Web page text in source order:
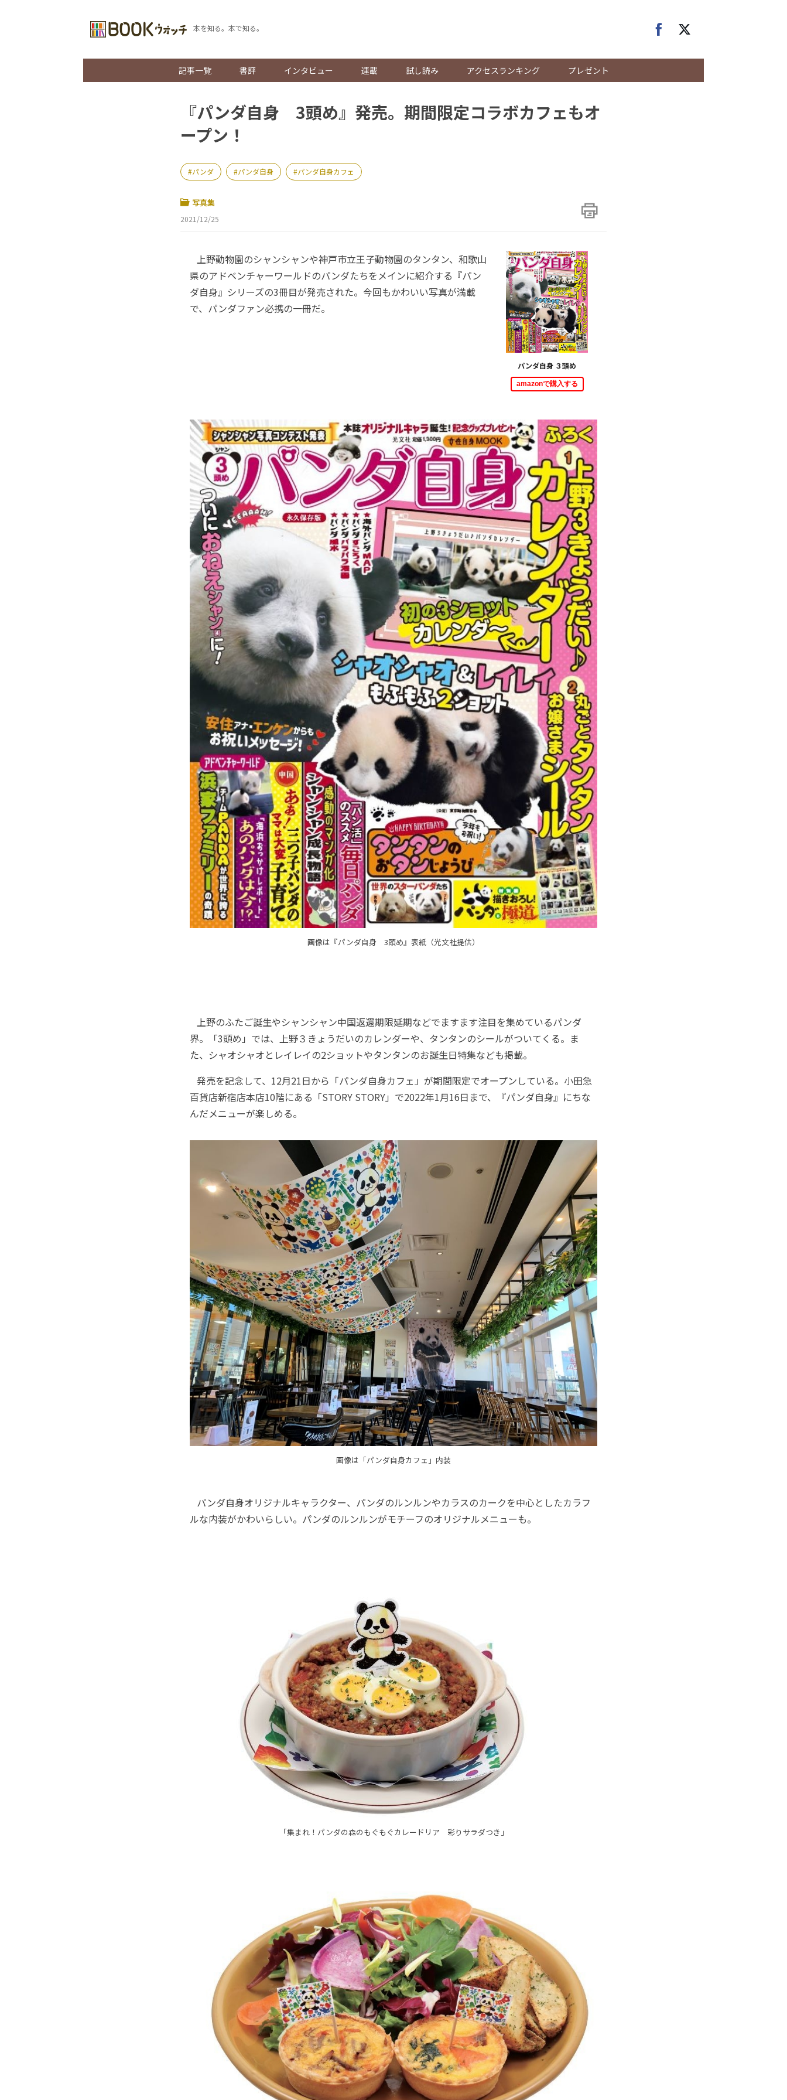
本を知る。本で知る。
記事一覧 書評 インタビュー 連載 試し読み アクセスランキング プレゼント
『パンダ自身 3頭め』発売。期間限定コラボカフェもオ
ープン！
パンダ パンダ自身 パンダ自身カフェ
写真集
2021/12/25
パンダ自身 ３頭め
amazonで購入する
上野動物園のシャンシャンや神戸市立王子動物園のタンタン、和歌山
県のアドベンチャーワールドのパンダたちをメインに紹介する『パン
ダ自身』シリーズの3冊目が発売された。今回もかわいい写真が満載
で、パンダファン必携の一冊だ。
画像は『パンダ自身 3頭め』表紙（光文社提供）
上野のふたご誕生やシャンシャン中国返還期限延期などでますます注目を集めているパンダ
界。「3頭め」では、上野３きょうだいのカレンダーや、タンタンのシールがついてくる。ま
た、シャオシャオとレイレイの2ショットやタンタンのお誕生日特集なども掲載。
発売を記念して、12月21日から「パンダ自身カフェ」が期間限定でオープンしている。小田急
百貨店新宿店本店10階にある「STORY STORY」で2022年1月16日まで、『パンダ自身』にちな
んだメニューが楽しめる。
画像は「パンダ自身カフェ」内装
パンダ自身オリジナルキャラクター、パンダのルンルンやカラスのカークを中心としたカラフ
ルな内装がかわいらしい。パンダのルンルンがモチーフのオリジナルメニューも。
「集まれ！パンダの森のもぐもぐカレードリア 彩りサラダつき」